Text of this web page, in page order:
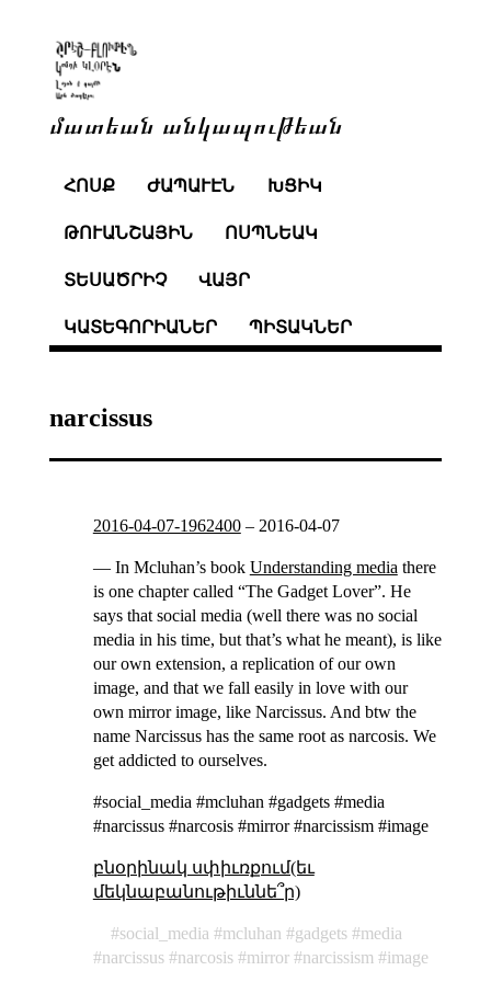
մատեան անկապութեան
ՀՈՍՔ ԺԱՊԱՒԷՆ ԽՑԻԿ
ԹՈՒԱՆՇԱՅԻՆ ՈՍՊՆԵԱԿ
ՏԵՍԱԾՐԻՉ ՎԱՅՐ
ԿԱՏԵԳՈՐԻԱՆԵՐ ՊԻՏԱԿՆԵՐ
narcissus
2016-04-07-1962400– 2016-04-07
— In Mcluhan’s book Understanding media there
is one chapter called “The Gadget Lover”. He
says that social media (well there was no social
media in his time, but that’s what he meant), is like
our own extension, a replication of our own
image, and that we fall easily in love with our
own mirror image, like Narcissus. And btw the
name Narcissus has the same root as narcosis. We
get addicted to ourselves.
#social_media #mcluhan #gadgets #media
#narcissus #narcosis #mirror #narcissism #image
բնօրինակ սփիւռքում(եւ
մեկնաբանութիւննե՞ր)
social_media mcluhan gadgets
media
narcissus
narcosis mirror narcissism image